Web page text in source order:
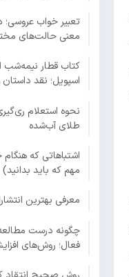
تعبیر خواب
معنی حالت‌های
کتاب قطار
اسپویل؛ نقد
نحوه استعلام
طلای آب‌شده
مهم که باید بدانید)
معرفی بهترین
چگونه درست مطالعه
فعال؛ روش‌های